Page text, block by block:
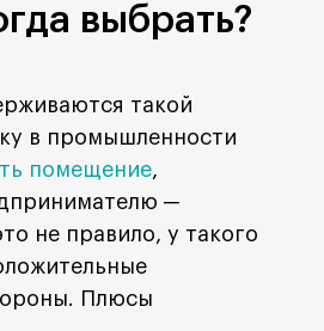
выбрать?
такой
в промышленности
помещение,
─
не правило, у такого
Плюсы